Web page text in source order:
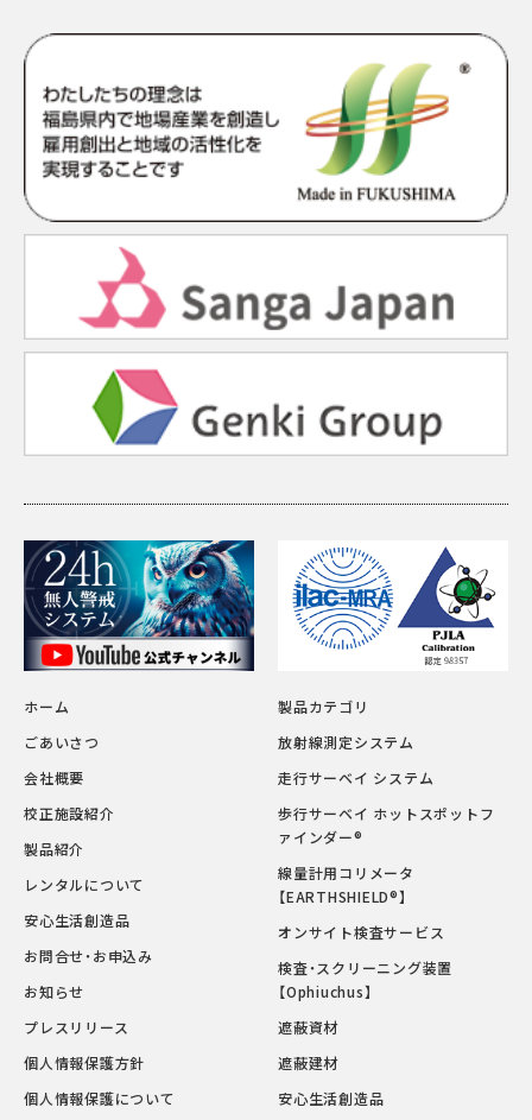
ホーム
ごあいさつ
会社概要
校正施設紹介
製品紹介
レンタルについて
安心生活創造品
お問合せ・お申込み
お知らせ
プレスリリース
個人情報保護方針
個人情報保護について
製品カテゴリ
放射線測定システム
走行サーベイ システム
歩行サーベイ ホットスポットフ
ァインダー®
線量計用コリメータ
【EARTHSHIELD®】
オンサイト検査サービス
検査・スクリーニング装置
【Ophiuchus】
遮蔽資材
遮蔽建材
安心生活創造品